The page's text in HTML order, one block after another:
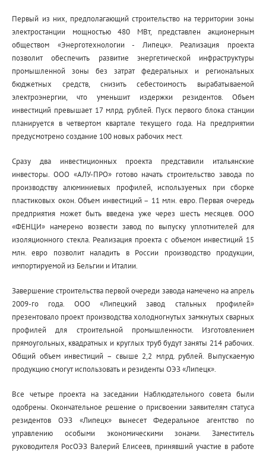
Первый из них, предполагающий строительство на территории зоны
электростанции мощностью 480 МВт, представлен акционерным
обществом «Энерготехнологии - Липецк».Реализация проекта
позволит обеспечить развитие энергетической инфраструктуры
промышленной зоны без затрат федеральных и региональных
бюджетных средств, снизить себестоимость вырабатываемой
электроэнергии, что уменьшит издержки резидентов. Объем
инвестиций превышает 17 млрд. рублей. Пуск первого блока станции
планируется в четвертом квартале текущего года. На предприятии
предусмотрено создание 100 новых рабочих мест.
Сразу два инвестиционных проекта представили итальянские
инвесторы. ООО «АЛУ-ПРО» готово начать строительство завода по
производству алюминиевых профилей, используемых при сборке
пластиковых окон. Объем инвестиций – 11 млн. евро. Первая очередь
предприятия может быть введена уже через шесть месяцев. ООО
«ФЕНЦИ» намерено возвести завод по выпуску уплотнителей для
изоляционного стекла. Реализация проекта с объемом инвестиций 15
млн. евро позволит наладить в России производство продукции,
импортируемой из Бельгии и Италии.
Завершение строительства первой очереди завода намечено на апрель
2009-го года. ООО «Липецкий завод стальных профилей»
презентовало проект производства холодногнутых замкнутых сварных
профилей для строительной промышленности. Изготовлением
прямоугольных, квадратных и круглых труб будут заняты 214 рабочих.
Общий объем инвестиций – свыше 2,2 млрд. рублей. Выпускаемую
продукцию смогут использовать и резиденты ОЭЗ «Липецк».
Все четыре проекта на заседании Наблюдательного совета были
одобрены. Окончательное решение о присвоении заявителям статуса
резидентов ОЭЗ «Липецк» вынесет Федеральное агентство по
управлению особыми экономическими зонами. Заместитель
руководителя РосОЭЗ Валерий Елисеев, принявший участие в работе